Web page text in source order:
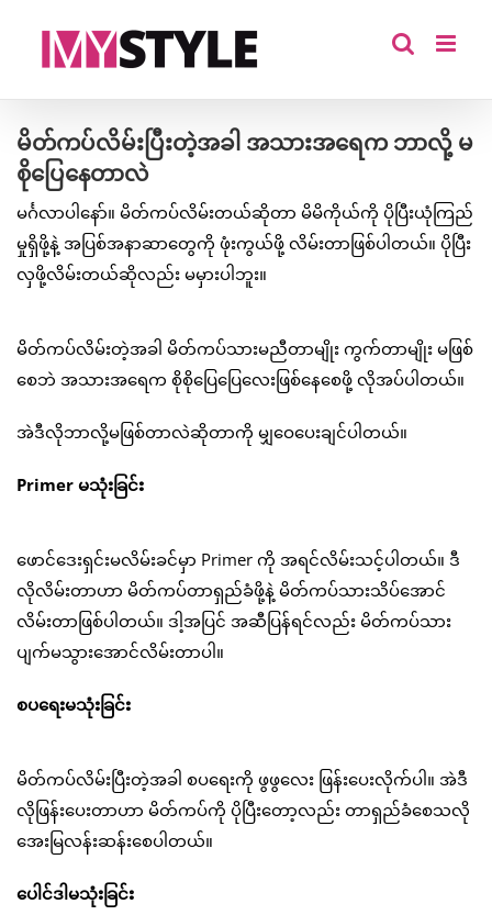
မိတ်ကပ်လိမ်းပြီးတဲ့အခါ အသားအရေက ဘာလို့ မ
စိုပြေနေတာလဲ
မင်္ဂလာပါနော်။ မိတ်ကပ်လိမ်းတယ်ဆိုတာ မိမိကိုယ်ကို ပိုပြီးယုံကြည်
မှုရှိဖို့နဲ့ အပြစ်အနာဆာတွေကို ဖုံးကွယ်ဖို့ လိမ်းတာဖြစ်ပါတယ်။ ပိုပြီး
လှဖို့လိမ်းတယ်ဆိုလည်း မမှားပါဘူး။
မိတ်ကပ်လိမ်းတဲ့အခါ မိတ်ကပ်သားမညီတာမျိုး ကွက်တာမျိုး မဖြစ်
စေဘဲ အသားအရေက စိုစိုပြေပြေလေးဖြစ်နေစေဖို့ လိုအပ်ပါတယ်။
အဲဒီလိုဘာလို့မဖြစ်တာလဲဆိုတာကို မျှဝေပေးချင်ပါတယ်။
Primer မသုံးခြင်း
ဖောင်ဒေးရှင်းမလိမ်းခင်မှာ Primer ကို အရင်လိမ်းသင့်ပါတယ်။ ဒီ
လိုလိမ်းတာဟာ မိတ်ကပ်တာရှည်ခံဖို့နဲ့ မိတ်ကပ်သားသိပ်အောင်
လိမ်းတာဖြစ်ပါတယ်။ ဒါ့အပြင် အဆီပြန်ရင်လည်း မိတ်ကပ်သား
ပျက်မသွားအောင်လိမ်းတာပါ။
စပရေးမသုံးခြင်း
မိတ်ကပ်လိမ်းပြီးတဲ့အခါ စပရေးကို ဖွဖွလေး ဖြန်းပေးလိုက်ပါ။ အဲဒီ
လိုဖြန်းပေးတာဟာ မိတ်ကပ်ကို ပိုပြီးတော့လည်း တာရှည်ခံစေသလို
အေးမြလန်းဆန်းစေပါတယ်။
ပေါင်ဒါမသုံးခြင်း